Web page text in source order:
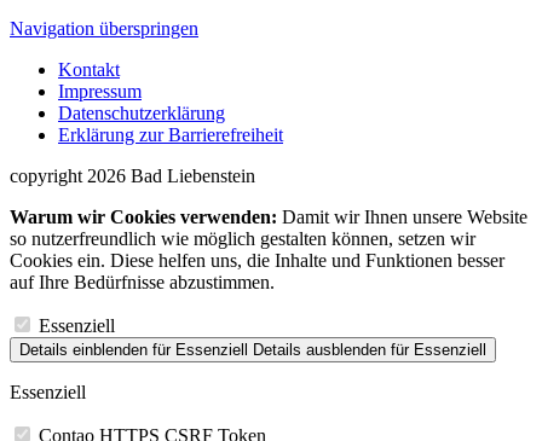
Navigation überspringen
Kontakt
Impressum
Datenschutzerklärung
Erklärung zur Barrierefreiheit
copyright 2026 Bad Liebenstein
Warum wir Cookies verwenden: Damit wir Ihnen unsere Website
so nutzerfreundlich wie möglich gestalten können, setzen wir
Cookies ein. Diese helfen uns, die Inhalte und Funktionen besser
auf Ihre Bedürfnisse abzustimmen.
Essenziell
Details einblenden für Essenziell Details ausblenden für Essenziell
Essenziell
Contao HTTPS CSRF Token